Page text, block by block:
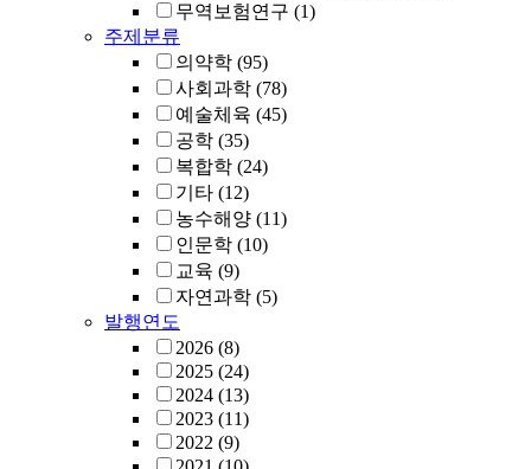
무역보험연구 (1)
주제분류
의약학 (95)
사회과학 (78)
예술체육 (45)
공학 (35)
복합학 (24)
기타 (12)
농수해양 (11)
인문학 (10)
교육 (9)
자연과학 (5)
발행연도
2026 (8)
2025 (24)
2024 (13)
2023 (11)
2022 (9)